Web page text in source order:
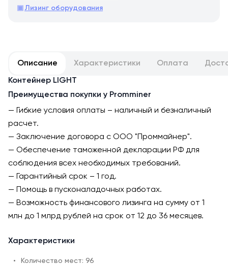
Лизинг оборудования
Описание Характеристики Оплата
Контейнер LIGHT
Преимущества покупки у Promminer
— Гибкие условия оплаты – наличный и безналичный
расчет.
— Заключение договора с ООО "Проммайнер".
— Обеспечение таможенной декларации РФ для
соблюдения всех необходимых требований.
— Гарантийный срок – 1 год.
— Помощь в пусконаладочных работах.
— Возможность финансового лизинга на сумму от 1
млн до 1 млрд рублей на срок от 12 до 36 месяцев.
Характеристики
Количество мест: 96